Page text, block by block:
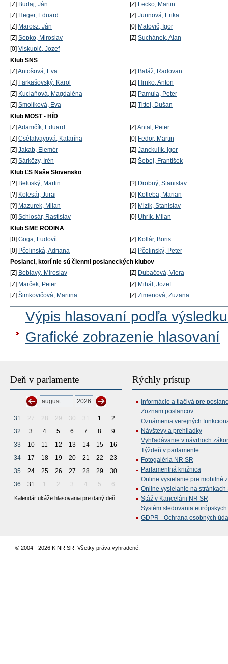
[Z] Budaj, Ján [Z] Fecko, Martin
[Z] Heger, Eduard [Z] Jurinová, Erika
[Z] Marosz, Ján [0] Matovič, Igor
[Z] Sopko, Miroslav [Z] Suchánek, Alan
[0] Viskupič, Jozef
Klub SNS
[Z] Antošová, Eva [Z] Baláž, Radovan
[Z] Farkašovský, Karol [Z] Hrnko, Anton
[Z] Kuciaňová, Magdaléna [Z] Pamula, Peter
[Z] Smolíková, Eva [Z] Tittel, Dušan
Klub MOST - HÍD
[Z] Adamčík, Eduard [Z] Antal, Peter
[Z] Cséfalvayová, Katarína [0] Fedor, Martin
[Z] Jakab, Elemér [Z] Janckulík, Igor
[Z] Sárközy, Irén [Z] Šebej, František
Klub ĽS Naše Slovensko
[?] Beluský, Martin [?] Drobný, Stanislav
[?] Kolesár, Juraj [0] Kotleba, Marian
[?] Mazurek, Milan [?] Mizík, Stanislav
[0] Schlosár, Rastislav [0] Uhrík, Milan
Klub SME RODINA
[0] Goga, Ľudovít [Z] Kollár, Boris
[0] Pčolinská, Adriana [Z] Pčolinský, Peter
Poslanci, ktorí nie sú členmi poslaneckých klubov
[Z] Beblavý, Miroslav [Z] Dubačová, Viera
[Z] Marček, Peter [Z] Mihál, Jozef
[Z] Šimkovičová, Martina [Z] Zimenová, Zuzana
Výpis hlasovaní podľa
Grafické zobrazenie hlasovaní
Deň v parlamente
31 27 28 29 30 31 1
2
32
3 4 5 6 7 8
9
33
10 11 12 13 14 15
16
34
17 18 19 20 21 22
23
35
24 25 26 27 28 29
30
36
31 1 2 3 4 5 6
Kalendár ukáže hlasovania pre daný deň.
Rýchly prístup
Informácie a tlačivá pre
Zoznam poslancov
Oznámenia verejných
Návštevy a prehliadky
Vyhľadávanie v návrhoch
Týždeň v parlamente
Fotogaléria NR SR
Parlamentná knižnica
Online vysielanie pre mobilné
Online vysielanie na stránkach
Stáž v Kancelárii NR SR
Systém sledovania
GDPR - Ochrana osobných
© 2004 - 2026 K NR SR. Všetky práva vyhradené.